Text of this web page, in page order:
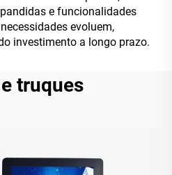
e funcionalidades
evoluem,
investimento a longo prazo.
truques